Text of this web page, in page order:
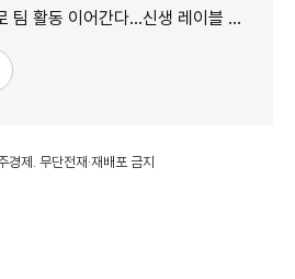
동 이어간다…신생 레이블 계약 완료
제. 무단전재·재배포 금지